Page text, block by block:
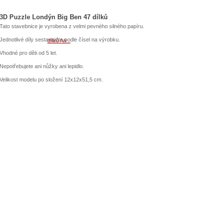
3D Puzzle Londýn Big Ben 47 dílků
Tato stavebnice je vyrobena z velmi pevného silného papíru.
Jednotlivé díly sestavujete podle čísel na výrobku.
Vhodné pro děti od 5 let.
Nepotřebujete ani nůžky ani lepidlo.
Velikost modelu po složení 12x12x51,5 cm.